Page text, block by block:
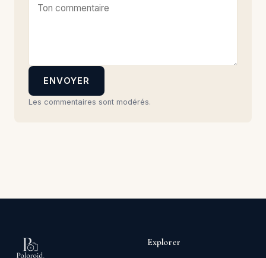
ENVOYER
Les commentaires sont modérés.
Explorer